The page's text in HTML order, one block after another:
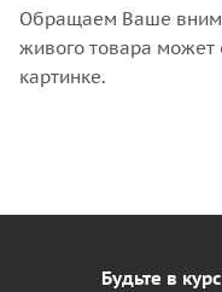
Обращаем Ваше
живого товара может
картинке.
Будьте в